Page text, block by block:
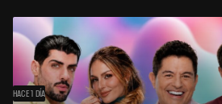
HACE 1 DÍA